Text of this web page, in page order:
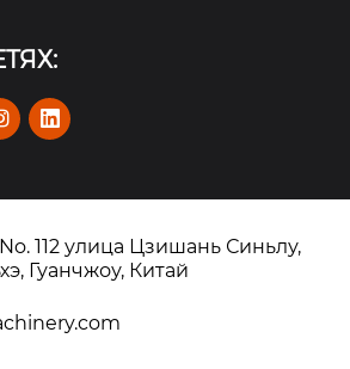

No. 112 улица Цзишань Синьлу,
Гуанчжоу, Китай